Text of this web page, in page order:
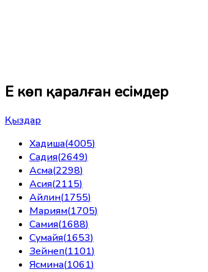
Ең көп қаралған есімдер
Қыздар
Хадиша(4005)
Садия(2649)
Асма(2298)
Асия(2115)
Айлин(1755)
Мариям(1705)
Самия(1688)
Сумайя(1653)
Зейнеп(1101)
Ясмина(1061)